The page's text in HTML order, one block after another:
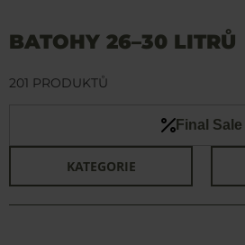
BATOHY 26–30 LITRŮ
Final Sale
KATEGORIE
201 PRODUKTŮ